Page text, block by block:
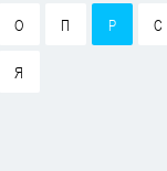
О П Р С
Я